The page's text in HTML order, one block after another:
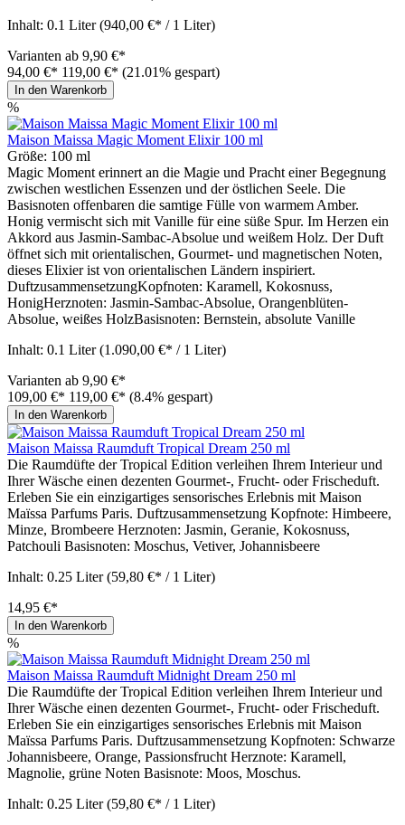
Inhalt: 0.1 Liter(940,00 €* / 1 Liter)
Varianten ab 9,90 €*
94,00 €* 119,00 €* (21.01% gespart)
In den Warenkorb
%
Maison Maissa Magic Moment Elixir 100 ml
Größe: 100 ml
Magic Moment erinnert an die Magie und Pracht einer Begegnung
zwischen westlichen Essenzen und der östlichen Seele. Die
Basisnoten offenbaren die samtige Fülle von warmem Amber.
Honig vermischt sich mit Vanille für eine süße Spur. Im Herzen ein
Akkord aus Jasmin-Sambac-Absolue und weißem Holz. Der Duft
öffnet sich mit orientalischen, Gourmet- und magnetischen Noten,
dieses Elixier ist von orientalischen Ländern inspiriert.
DuftzusammensetzungKopfnoten: Karamell, Kokosnuss,
HonigHerznoten: Jasmin-Sambac-Absolue, Orangenblüten-
Absolue, weißes HolzBasisnoten: Bernstein, absolute Vanille
Inhalt: 0.1 Liter(1.090,00 €* / 1 Liter)
Varianten ab 9,90 €*
109,00 €* 119,00 €* (8.4% gespart)
In den Warenkorb
Maison Maissa Raumduft Tropical Dream 250 ml
Die Raumdüfte der Tropical Edition verleihen Ihrem Interieur und
Ihrer Wäsche einen dezenten Gourmet-, Frucht- oder Frischeduft.
Erleben Sie ein einzigartiges sensorisches Erlebnis mit Maison
Maïssa Parfums Paris. Duftzusammensetzung Kopfnote: Himbeere,
Minze, Brombeere Herznoten: Jasmin, Geranie, Kokosnuss,
Patchouli Basisnoten: Moschus, Vetiver, Johannisbeere
Inhalt: 0.25 Liter(59,80 €* / 1 Liter)
14,95 €*
In den Warenkorb
%
Maison Maissa Raumduft Midnight Dream 250 ml
Die Raumdüfte der Tropical Edition verleihen Ihrem Interieur und
Ihrer Wäsche einen dezenten Gourmet-, Frucht- oder Frischeduft.
Erleben Sie ein einzigartiges sensorisches Erlebnis mit Maison
Maïssa Parfums Paris. Duftzusammensetzung Kopfnoten: Schwarze
Johannisbeere, Orange, Passionsfrucht Herznote: Karamell,
Magnolie, grüne Noten Basisnote: Moos, Moschus.
Inhalt: 0.25 Liter(59,80 €* / 1 Liter)